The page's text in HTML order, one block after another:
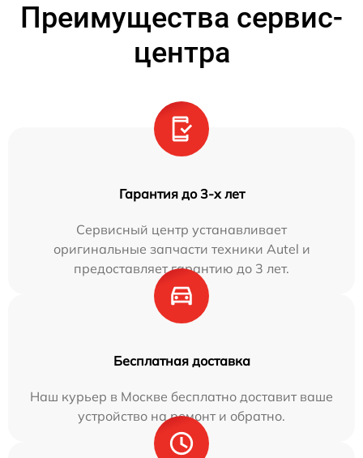
Преимущества сервис-
центра
Гарантия до 3-х лет
Сервисный центр устанавливает
оригинальные запчасти техники Autel и
предоставляет гарантию до 3 лет.
Бесплатная доставка
Наш курьер в Москве бесплатно доставит ваше
устройство на ремонт и обратно.